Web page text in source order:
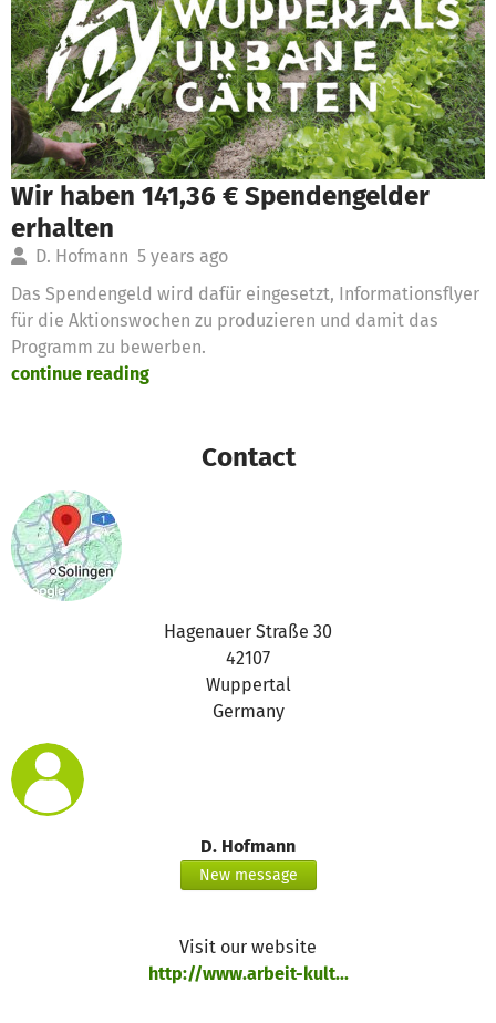
Wir haben 141,36 € Spendengelder
erhalten
D. Hofmann 5 years ago
Das Spendengeld wird dafür eingesetzt, Informationsflyer
für die Aktionswochen zu produzieren und damit das
Programm zu bewerben.
continue reading
Contact
Ha­genauer Straße 30
42107
Wuppertal
Germany
D. Hofmann
New message
Visit our website
http://www.arbeit-kult...